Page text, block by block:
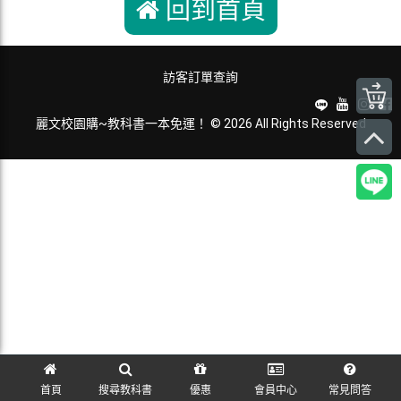
回到首頁
首頁 搜尋教科書 優惠 會員中心 常見問答
訪客訂單查詢
麗文校園購~教科書一本免運！ © 2026 All Rights Reserved